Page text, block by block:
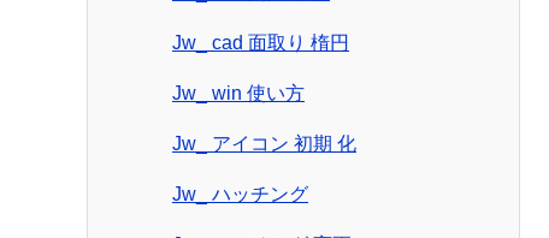
Jw_ cad 面取り 楕円
Jw_ win 使い方
Jw_ アイコン 初期 化
Jw_ ハッチング